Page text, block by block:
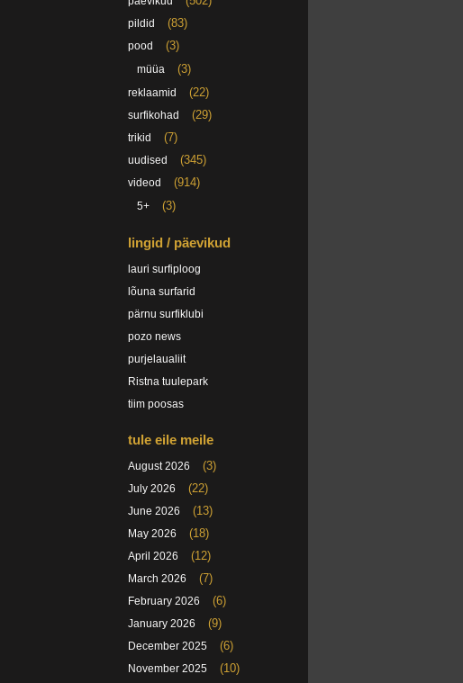
pildid (83)
pood (3)
müüa (3)
reklaamid (22)
surfikohad (29)
trikid (7)
uudised (345)
videod (914)
5+ (3)
lingid / päevikud
lauri surfiploog
lõuna surfarid
pärnu surfiklubi
pozo news
purjelaualiit
Ristna tuulepark
tiim poosas
tule eile meile
August 2026 (3)
July 2026 (22)
June 2026 (13)
May 2026 (18)
April 2026 (12)
March 2026 (7)
February 2026 (6)
January 2026 (9)
December 2025 (6)
November 2025 (10)